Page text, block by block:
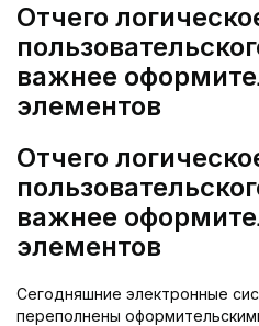
Отчего
важнее
элементов
Отчего
важнее
элементов
Сегодняшние электронные
переполнены